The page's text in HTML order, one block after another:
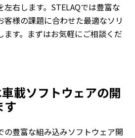
右します。STELAQでは豊富な
客様の課題に合わせた最適なソリ
ます。まずはお気軽にご相談くだ
載ソフトウェアの開
す
の豊富な組み込みソフトウェア開